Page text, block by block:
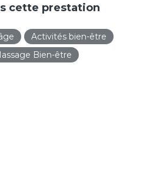
cette prestation
Activités bien-être
Bien-être